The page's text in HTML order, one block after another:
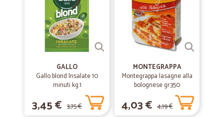
GALLO
Gallo blond Insalate 10
minuti kg.1
3,45 € 3,75 €
MONTEGRAPPA
Montegrappa lasagne alla
bolognese gr.350
4,03 € 4,19 €